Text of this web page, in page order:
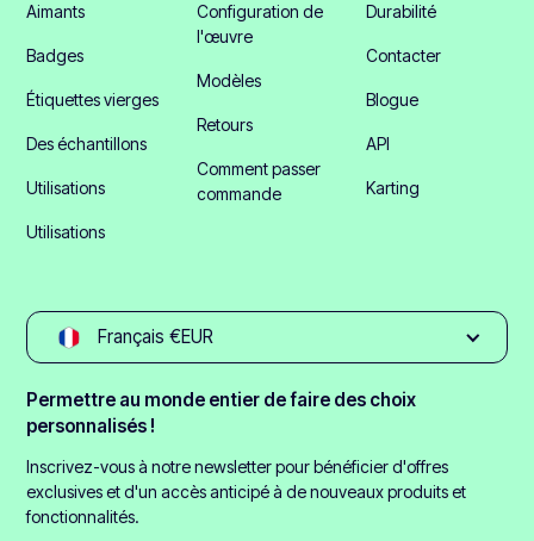
Aimants
Badges
Étiquettes vierges
Des échantillons
Utilisations
Utilisations
Configuration de
l'œuvre
Modèles
Retours
Comment passer
commande
Durabilité
Contacter
Blogue
API
Karting
Français €EUR
Permettre au monde entier de faire des choix
personnalisés !
Inscrivez-vous à notre newsletter pour bénéficier d'offres
exclusives et d'un accès anticipé à de nouveaux produits et
fonctionnalités.